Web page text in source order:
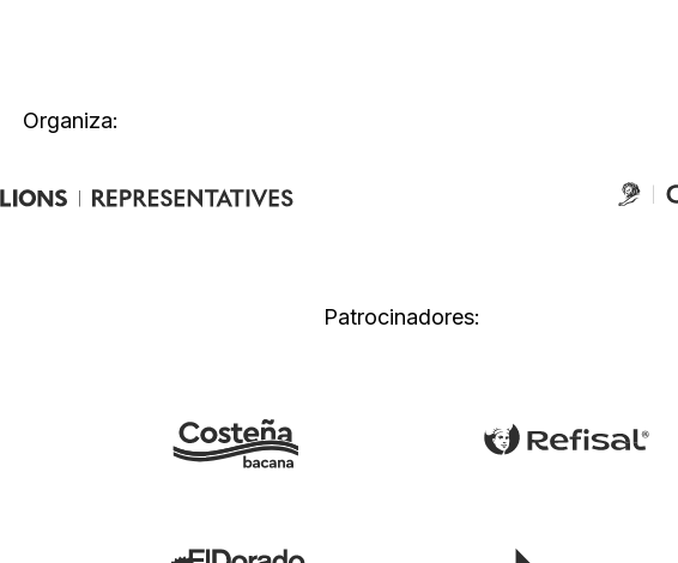
Organiza:
Patrocinadores: